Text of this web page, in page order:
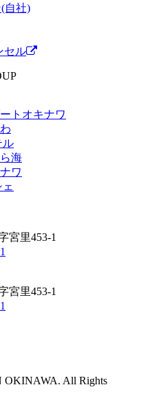
自社)
セル
宮里453-1
宮里453-1
OKINAWA. All Rights